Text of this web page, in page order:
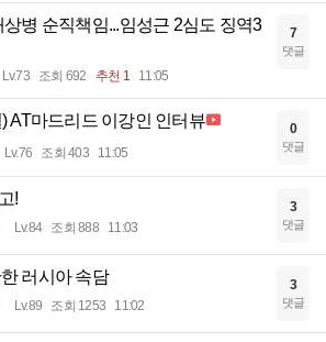
상병 순직책임...임성근 2심도 징역3
Lv.73 조회 692 추천 1 11:05
7
댓글
AT마드리드 이강인 인터뷰
Lv.76 조회 403 11:05
0
댓글
!
Lv.84 조회 888 11:03
3
댓글
러시아 속담
Lv.89 조회 1253 11:02
3
댓글